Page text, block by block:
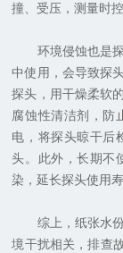
撞、受压，测量时
环境侵蚀也是探
中使用，会导致探
探头，用干燥柔软
腐蚀性清洁剂，防
电，将探头晾干后
头。此外，长期不
染，延长探头使用寿
综上，纸张水份
境干扰相关，排查